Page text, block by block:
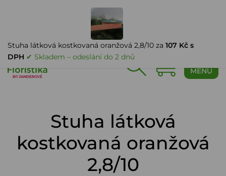
MENU
Stuha látková
kostkovaná oranžová
2,8/10
Stuha látková kostkovaná oranžová 2,8/10 za 107 Kč s
DPH ✔ Skladem – odeslání do 2 dnů